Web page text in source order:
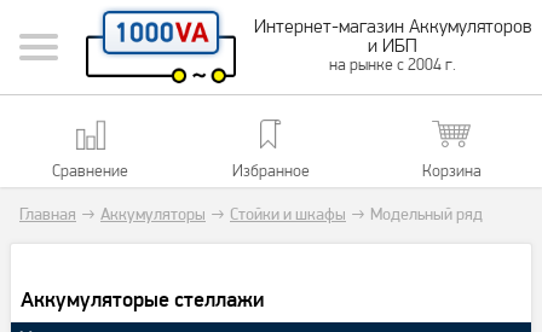
Интернет-магазин Аккумуляторов
и ИБП
на рынке с 2004 г.
Сравнение Избранное Корзина
Главная → Аккумуляторы → Стойки и шкафы → Модельный ряд
Аккумуляторые стеллажи